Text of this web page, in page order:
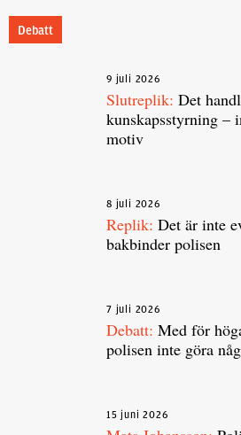
Debatt
9 juli 2026
Slutreplik: Det
kunskapsstyrning –
motiv
8 juli 2026
Replik: Det är inte
bakbinder polisen
7 juli 2026
Debatt: Med för
polisen inte göra
15 juni 2026